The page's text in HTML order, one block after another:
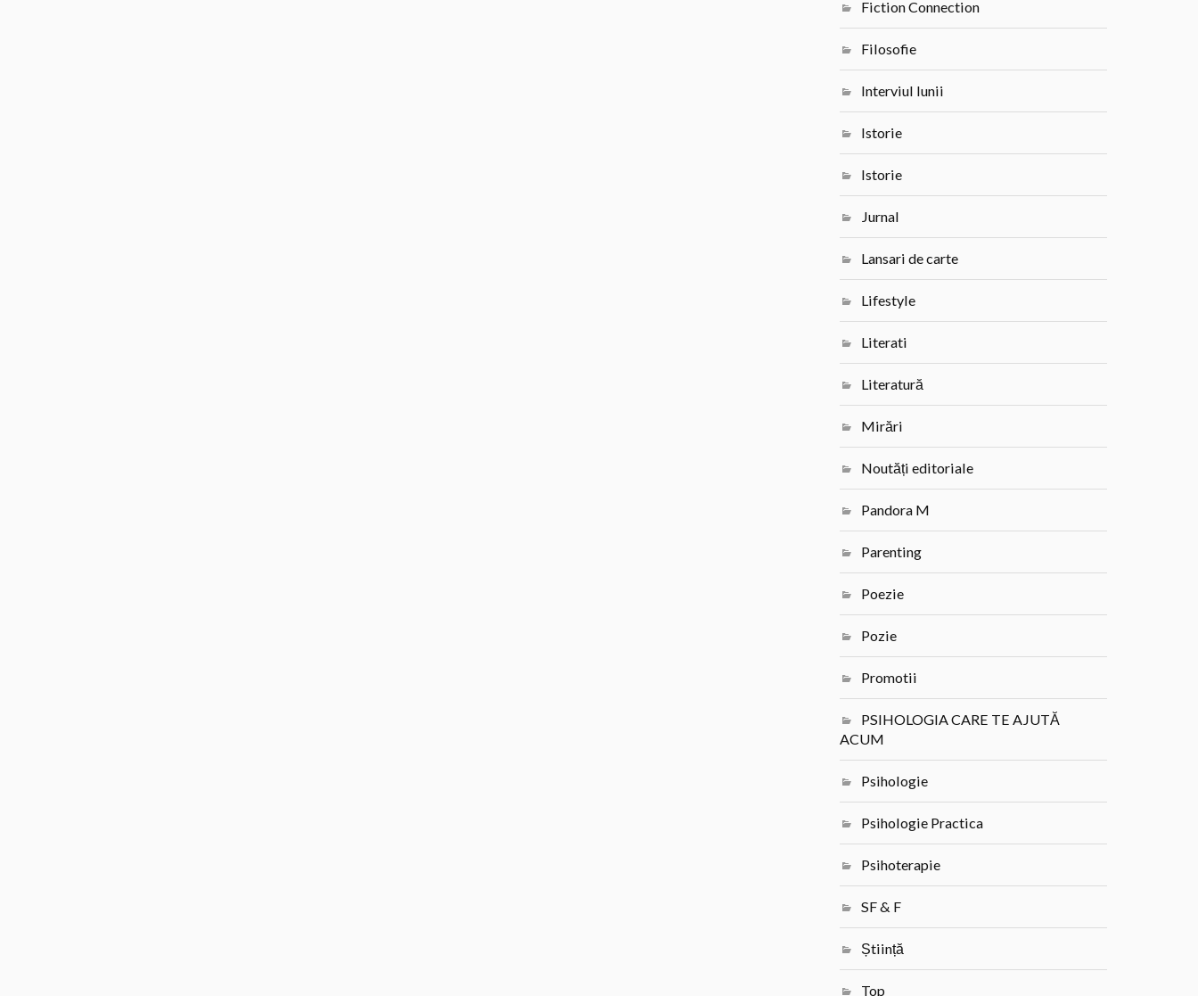
Fiction Connection
Filosofie
Interviul lunii
Istorie
Istorie
Jurnal
Lansari de carte
Lifestyle
Literati
Literatură
Mirări
Noutăți editoriale
Pandora M
Parenting
Poezie
Pozie
Promotii
PSIHOLOGIA CARE TE AJUTĂ
ACUM
Psihologie
Psihologie Practica
Psihoterapie
SF & F
Știință
Top